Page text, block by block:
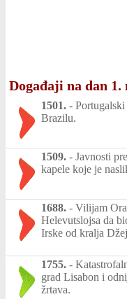
Događaji na dan
1501. -
Brazilu.
1509. - Javnosti
kapele koje je
1688. - Vilijam
Helevutslojsa da
Irske od kralja
1755. -
grad Lisabon i
žrtava.